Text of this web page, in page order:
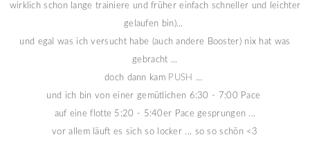
wirklich schon lange trainiere und früher einfach schneller und leichter
gelaufen bin)...
und egal was ich versucht habe (auch andere Booster) nix hat was
gebracht ...
doch dann kam PUSH
...
und ich bin von einer gemütlichen 6:30 - 7:00 Pace
auf eine flotte 5:20 - 5:40er Pace gesprungen ...
vor allem läuft es sich so locker ... so so schön <3